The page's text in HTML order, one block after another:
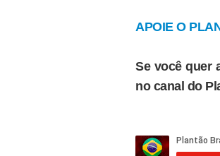
APOIE O
Se você quer
no canal do